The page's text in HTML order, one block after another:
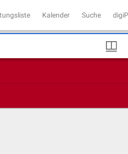
Kalender Suche